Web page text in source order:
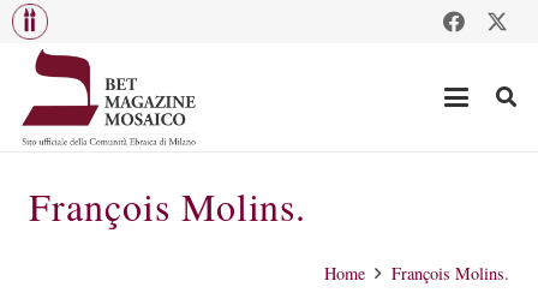
François Molins.
Home François Molins.